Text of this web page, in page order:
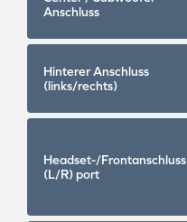
Anschluss
Hinterer Anschluss
(links/rechts)
Headset-/Frontanschluss
(L/R) port